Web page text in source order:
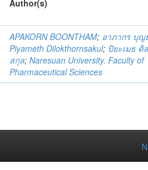
Author(s)
APAKORN BOONTHAM; อาภากร บุญ
Piyameth Dilokthornsakul; ปิยะเมธ ดิ
สกุล;Naresuan University. Faculty of
Pharmaceutical Sciences